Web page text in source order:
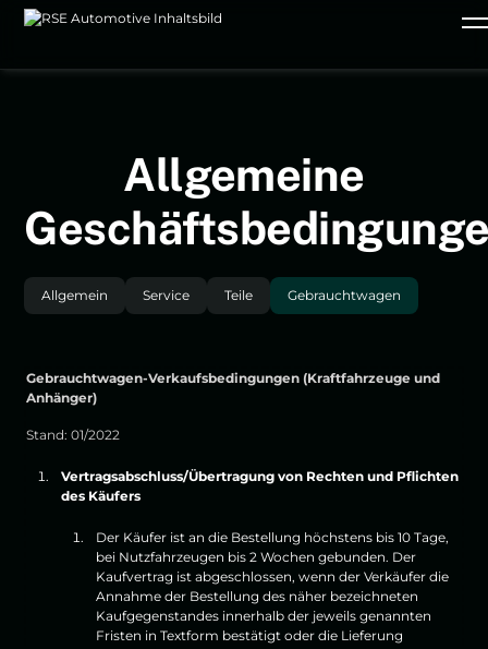
Allgemeine
Allgemein Service Teile Gebrauchtwagen
Gebrauchtwagen-Verkaufsbedingungen (Kraftfahrzeuge und
Anhänger)
Stand: 01/2022
Vertragsabschluss/Übertragung von Rechten und Pflichten
des Käufers
Der Käufer ist an die Bestellung höchstens bis 10 Tage,
bei Nutzfahrzeugen bis 2 Wochen gebunden. Der
Kaufvertrag ist abgeschlossen, wenn der Verkäufer die
Annahme der Bestellung des näher bezeichneten
Kaufgegenstandes innerhalb der jeweils genannten
Fristen in Textform bestätigt oder die Lieferung